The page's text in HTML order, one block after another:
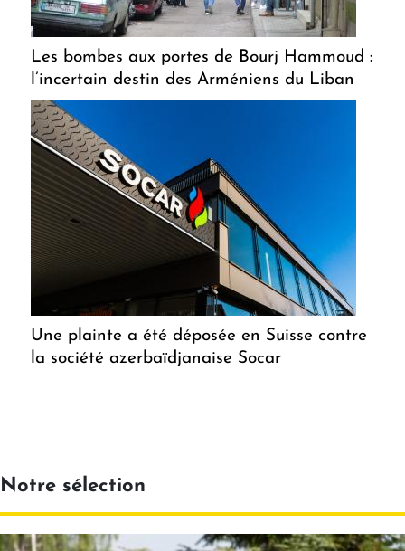
Les bombes aux portes de Bourj Hammoud :
l’incertain destin des Arméniens du Liban
Une plainte a été déposée en Suisse contre
la société azerbaïdjanaise Socar
Notre sélection